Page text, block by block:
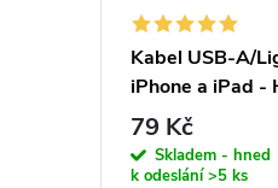
Kabel USB-A/
iPhone a iPad -
100cm
79 Kč
Skladem - hned
k odeslání>5 ks